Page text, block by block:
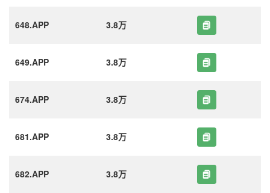
648.APP 3.8万
649.APP 3.8万
674.APP 3.8万
681.APP 3.8万
682.APP 3.8万